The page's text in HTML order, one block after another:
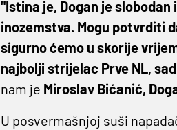
"Istina je, Dogan je
inozemstva. Mogu potvrditi
sigurno ćemo u skorije
najbolji strijelac Prve NL,
nam je Miroslav Bićanić,
U posvermašnjoj suši